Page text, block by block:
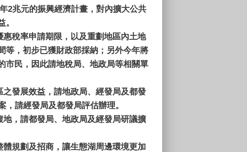
2兆元的振興經濟計畫，對內擴大公共
。
稅率申請期限，以及重劃地區內土地
等，初步已獲財政部採納；另外今年將
市民，因此請地稅局、地政局等相關單
發展效益，請地政局、經發局及都發
請經發局及都發局評估辦理。
，請都發局、地政局及經發局研議擴
規劃及招商，讓生態湖周邊環境更加